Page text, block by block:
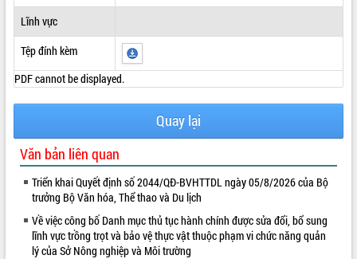
Lĩnh vực
Tệp đính kèm
PDF cannot be displayed.
Quay lại
Văn bản liên quan
Triển khai Quyết định số 2044/QĐ-BVHTTDL ngày 05/8/2026 của Bộ
trưởng Bộ Văn hóa, Thể thao và Du lịch
Về việc công bố Danh mục thủ tục hành chính được sửa đổi, bổ sung
lĩnh vực trồng trọt và bảo vệ thực vật thuộc phạm vi chức năng quản
lý của Sở Nông nghiệp và Môi trường